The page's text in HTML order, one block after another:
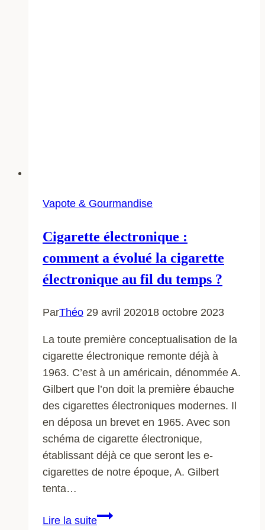
Vapote & Gourmandise
Cigarette électronique :
comment a évolué la cigarette
électronique au fil du temps ?
ParThéo 29 avril 202018 octobre 2023
La toute première conceptualisation de la
cigarette électronique remonte déjà à
1963. C’est à un américain, dénommée A.
Gilbert que l’on doit la première ébauche
des cigarettes électroniques modernes. Il
en déposa un brevet en 1965. Avec son
schéma de cigarette électronique,
établissant déjà ce que seront les e-
cigarettes de notre époque, A. Gilbert
tenta…
Lire la suiteCigarette